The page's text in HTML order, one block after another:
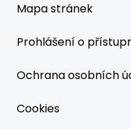
Mapa stránek
Prohlášení o
Ochrana osobních
Cookies